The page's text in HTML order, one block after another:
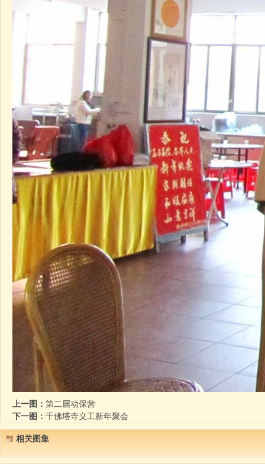
上一图： 第二届动保营
下一图： 千佛塔寺义工新年聚会
相关图集